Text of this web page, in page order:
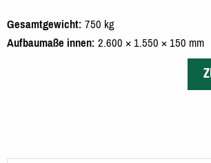
Gesamtgewicht 750 kg
Aufbaumaße innen 2.600 × 1.550 × 150 mm